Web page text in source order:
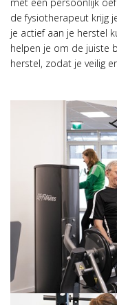
de fysiotherapeut krijg
je actief aan je herstel
helpen je om de juiste
herstel, zodat je veilig